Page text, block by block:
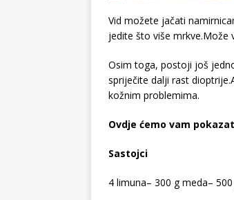
Vid možete jačati
jedite što više mrkve.Može
Osim toga, postoji još
spriječite dalji rast
kožnim problemima.
Ovdje ćemo vam
Sastojci
4 limuna– 300 g meda–